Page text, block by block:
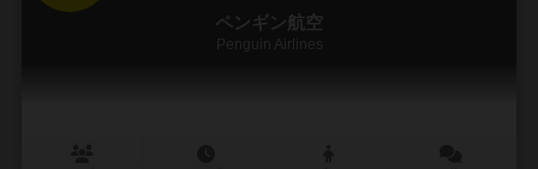
ペンギン航空
Penguin Airlines